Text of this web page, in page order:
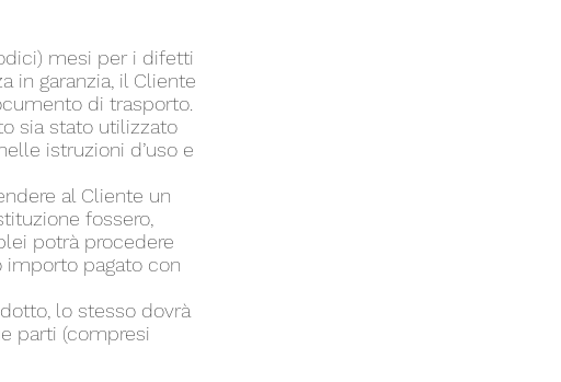
mesi per i difetti
in garanzia, il Cliente
di trasporto.
sia stato utilizzato
istruzioni d’uso e
al Cliente un
fossero,
potrà procedere
importo pagato con
lo stesso dovrà
parti (compresi